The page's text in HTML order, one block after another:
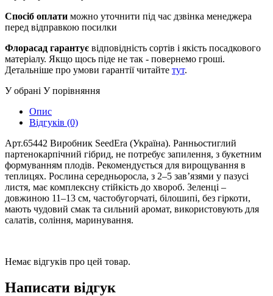
Спосіб оплати можно уточнити під час дзвінка менеджера
перед відправкою посилки
Флорасад гарантує відповідність сортів і якість посадкового
матеріалу. Якщо щось піде не так - повернемо гроші.
Детальніше про умови гарантії читайте тут.
У обрані У порівняння
Опис
Відгуків (0)
Арт.65442 Виробник SeedEra (Україна). Ранньостиглий
партенокарпічний гібрид, не потребує запилення, з букетним
формуванням плодів. Рекомендується для вирощування в
теплицях. Рослина середньоросла, з 2–5 зав’язями у пазусі
листя, має комплексну стійкість до хвороб. Зеленці –
довжиною 11–13 см, частобугорчаті, білошипі, без гіркоти,
мають чудовий смак та сильний аромат, використовують для
салатів, соління, маринування.
Немає відгуків про цей товар.
Написати відгук